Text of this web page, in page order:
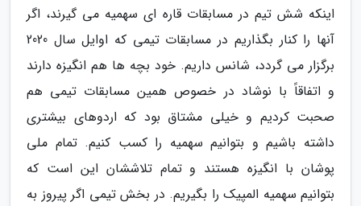
اینکه شش تیم در مسابقات قاره ای سهمیه می گیرند، اگر
آنها را کنار بگذاریم در مسابقات تیمی که اوایل سال 2020
برگزار می گردد، شانس داریم. خود بچه ها هم انگیزه دارند
و اتفاقاً با نوشاد در خصوص همین مسابقات تیمی هم
صحبت کردیم و خیلی مشتاق بود که اردوهای بیشتری
داشته باشیم و بتوانیم سهمیه را کسب کنیم. تمام ملی
پوشان با انگیزه هستند و تمام تلاششان این است که
بتوانیم سهمیه المپیک را بگیریم. در بخش تیمی اگر پیروز به